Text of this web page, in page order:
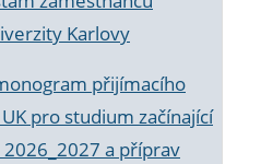
Karlovy
přijímacího
pro studium začínající
a příprav